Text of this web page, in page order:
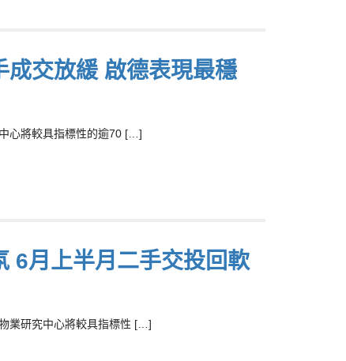
成交放緩 啟德表現最穩
心將較具指標性的逾70 […]
6月上半月二手交投回軟
業研究中心將較具指標性 […]